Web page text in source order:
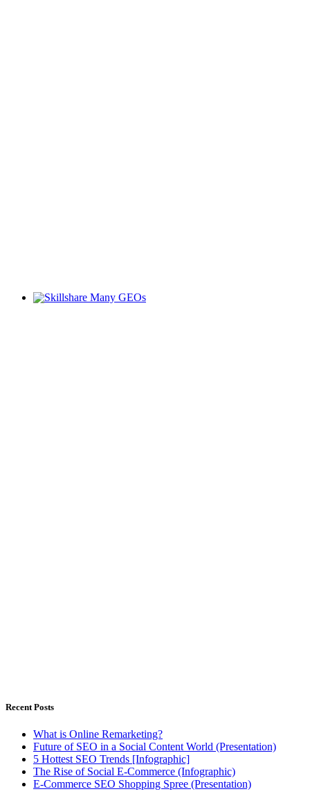
Recent Posts
What is Online Remarketing?
Future of SEO in a Social Content World (Presentation)
5 Hottest SEO Trends [Infographic]
The Rise of Social E-Commerce (Infographic)
E-Commerce SEO Shopping Spree (Presentation)